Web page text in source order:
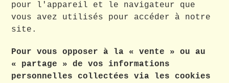
pour l'appareil et le navigateur que
vous avez utilisés pour accéder à notre
site.
Pour vous opposer à la « vente » ou au
« partage » de vos informations
personnelles collectées via les cookies